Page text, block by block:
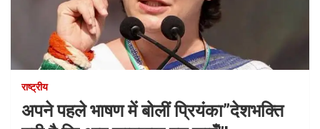
राष्ट्रीय
अपने पहले भाषण में बोलीं प्रियंका”देशभक्ति